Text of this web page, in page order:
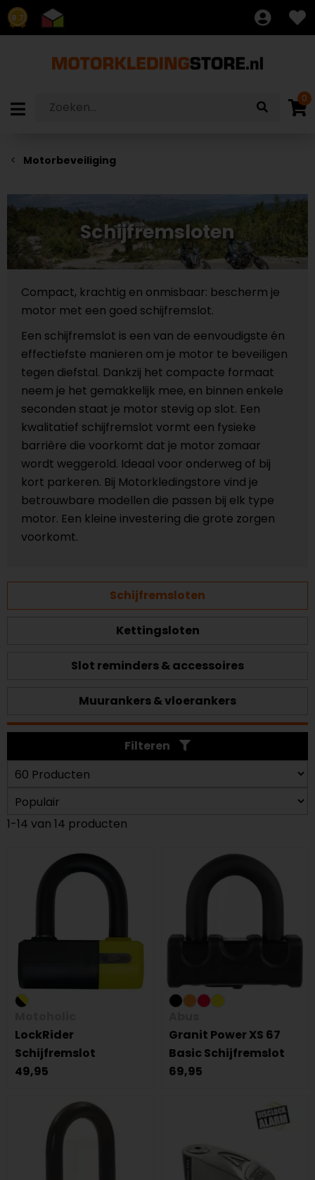
8.7
0
Motorbeveiliging
Schijfremsloten
Compact, krachtig en onmisbaar: bescherm je
motor met een goed schijfremslot.
Een schijfremslot is een van de eenvoudigste én
effectiefste manieren om je motor te beveiligen
tegen diefstal. Dankzij het compacte formaat
neem je het gemakkelijk mee, en binnen enkele
seconden staat je motor stevig op slot. Een
kwalitatief schijfremslot vormt een fysieke
barrière die voorkomt dat je motor zomaar
wordt weggerold. Ideaal voor onderweg of bij
kort parkeren. Bij Motorkledingstore vind je
betrouwbare modellen die passen bij elk type
motor. Een kleine investering die grote zorgen
voorkomt.
Schijfremsloten
Kettingsloten
Slot reminders & accessoires
Muurankers & vloerankers
Filteren
1-14 van 14 producten
LockRider
Schijfremslot
49,95
Granit Power XS 67
Basic Schijfremslot
69,95